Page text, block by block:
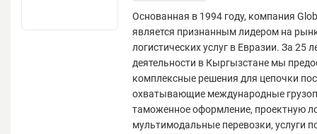
Основанная в 1994 году, компания
является признанным лидером на
логистических услуг в Евразии. За 25
деятельности в Кыргызстане мы
комплексные решения для цепочки
охватывающие международные
таможенное оформление, проектную
мультимодальные перевозки, услуги